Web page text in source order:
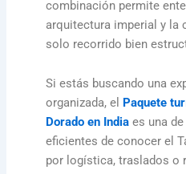
combinación permite
arquitectura imperial y la
solo recorrido bien
Si estás buscando una
organizada, el Paquete
Dorado en India es una
eficientes de conocer el
por logística, traslados o